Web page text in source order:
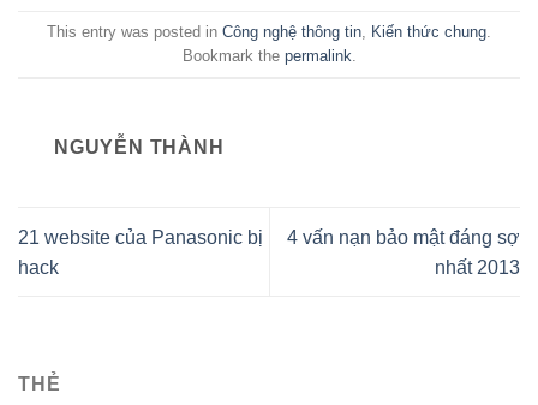
This entry was posted in Công nghệ thông tin Kiến thức chung
Bookmark the permalink
NGUYỄN THÀNH
21 website của Panasonic bị
hack
4 vấn nạn bảo mật đáng sợ
nhất 2013
THẺ